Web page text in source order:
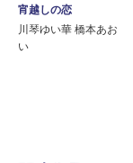
宵越しの恋
川琴ゆい華 橋本あお
い